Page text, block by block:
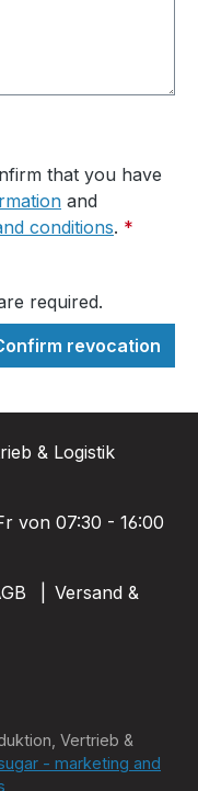
that you have
and
conditions. *
required.
revocation
& Logistik
von 07:30 - 16:00
Versand &
Vertrieb &
- marketing and